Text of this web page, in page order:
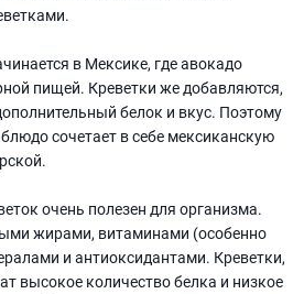
в Мексике, где авокадо
пищей. Креветки же добавляются,
белок и вкус. Поэтому
сочетает в себе мексиканскую
очень полезен для организма.
жирами, витаминами (особенно
и антиоксидантами. Креветки,
высокое количество белка и низкое